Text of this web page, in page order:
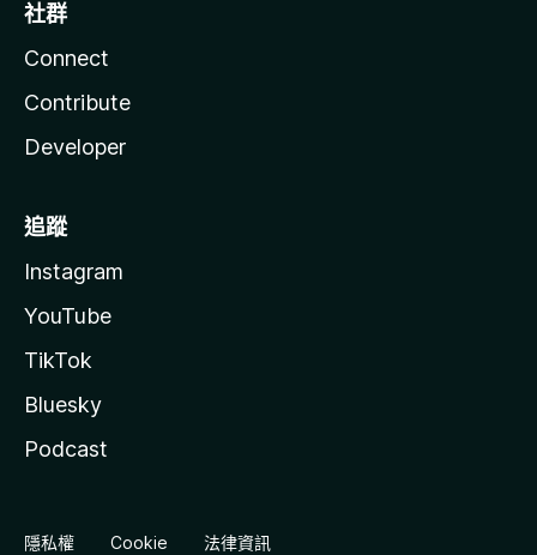
社群
Connect
Contribute
Developer
追蹤
Instagram
YouTube
TikTok
Bluesky
Podcast
隱私權 Cookie 法律資訊